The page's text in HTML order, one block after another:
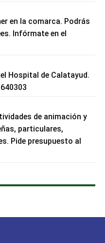
en la comarca. Podrás
Infórmate en el
Hospital de Calatayud.
de animación y
particulares,
Pide presupuesto al